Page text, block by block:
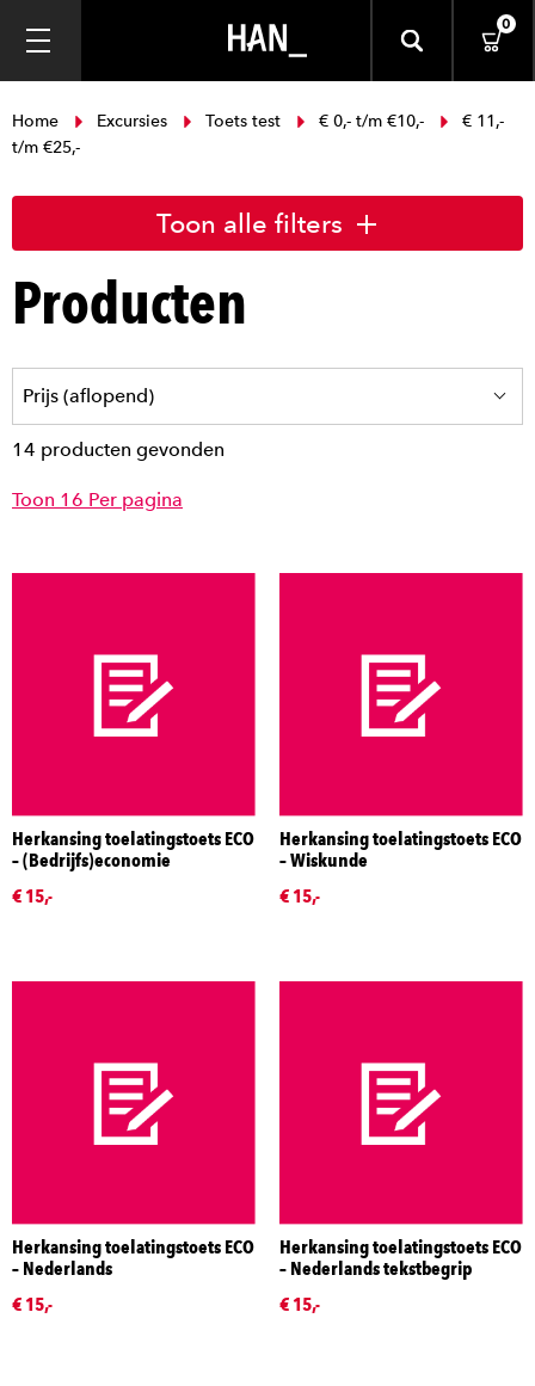
0
Home Excursies Toets test € 0,- t/m €10,-
€ 11,-
t/m €25,-
Toon alle filters
Producten
14 producten gevonden
Toon 16 Per pagina
Herkansing toelatingstoets ECO
– (Bedrijfs)economie
€ 15,-
Herkansing toelatingstoets ECO
– Wiskunde
€ 15,-
Herkansing toelatingstoets ECO
– Nederlands
€ 15,-
Herkansing toelatingstoets ECO
– Nederlands tekstbegrip
€ 15,-